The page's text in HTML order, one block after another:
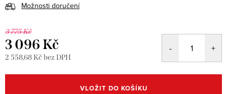
Možnosti doručení
3 775 Kč
3 096 Kč
2 558,68 Kč bez DPH
cena:
VLOŽIT DO KOŠÍKU